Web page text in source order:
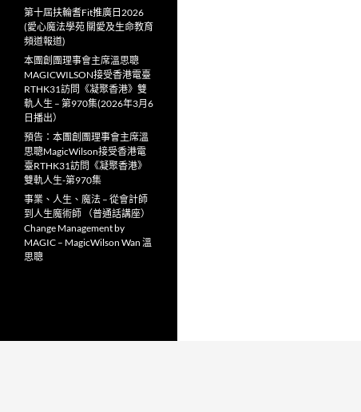
第十屆扶輪耆Fit推廣日2026
(愛心魔法學苑 關愛及生命教育
頻道報道)
本團創團理事會主席溫思聰
MAGICWILSON接受香港電臺
RTHK31訪問《凝聚香港》雙
軌人生 – 第970集(2026年3月6
日播出）
預告：本團創團理事會主席溫
思聰MagicWilson接受香港電
臺RTHK31訪問《凝聚香港》
雙軌人生-第970集
事業、人生、魔法 – 從會計師
到人生魔術師 （普通話講座）
Change Management by
MAGIC – MagicWilson Wan 溫
思聰